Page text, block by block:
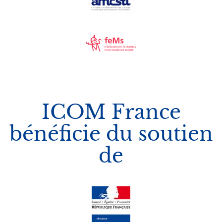
ICOM France
bénéficie du soutien
de